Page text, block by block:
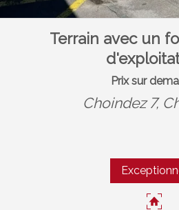
Terrain avec un
Prix sur
Choindez 7,